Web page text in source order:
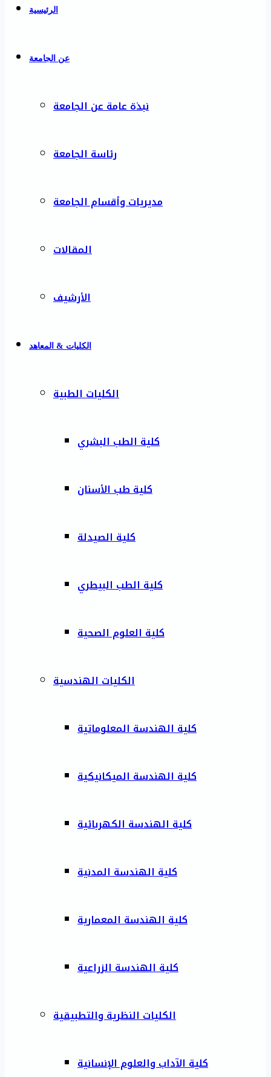
الرئيسية
عن الجامعة
نبذة عامة عن الجامعة
رئاسة الجامعة
مديريات وأقسام الجامعة
المقالات
الأرشيف
الكليات & المعاهد
الكليات الطبية
كلية الطب البشري
كلية طب الأسنان
كلية الصيدلة
كلية الطب البيطري
كلية العلوم الصحية
الكليات الهندسية
كلية الهندسة المعلوماتية
كلية الهندسة الميكانيكية
كلية الهندسة الكهربائية
كلية الهندسة المدنية
كلية الهندسة المعمارية
كلية الهندسة الزراعية
الكليات النظرية والتطبيقية
كلية الآداب والعلوم الإنسانية